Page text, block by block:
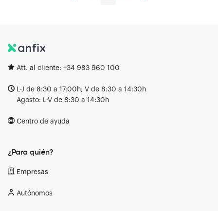
Att. al cliente: +34 983 960 100
L-J de 8:30 a 17:00h; V de 8:30 a 14:30h
Agosto: L-V de 8:30 a 14:30h
Centro de ayuda
¿Para quién?
Empresas
Autónomos